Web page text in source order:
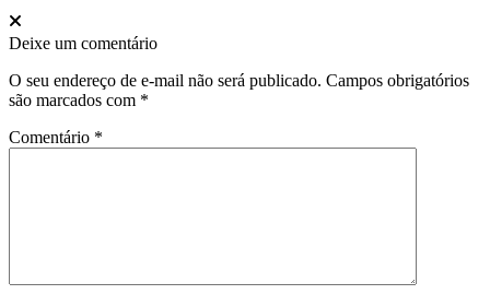
Deixe um comentário
O seu endereço de e-mail não será publicado. Campos obrigatórios
são marcados com *
Comentário *